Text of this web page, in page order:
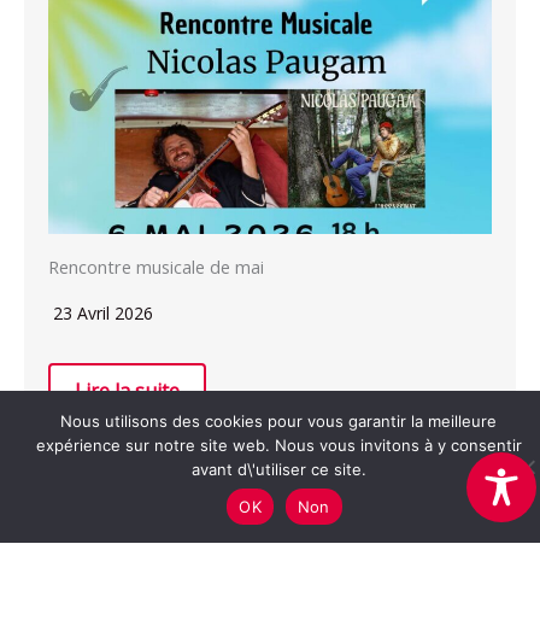
Rencontre musicale de mai
23 Avril 2026
Lire la suite
Nous utilisons des cookies pour vous garantir la meilleure
expérience sur notre site web. Nous vous invitons à y consentir
avant d\'utiliser ce site.
OK
Non